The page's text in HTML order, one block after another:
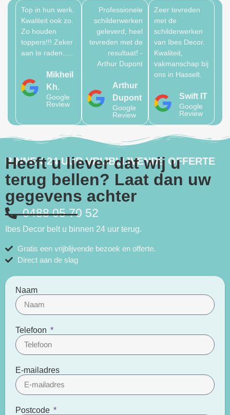
Top in hun werk.
Kwaliteit ook zo.
Zo houden
toppers!!! Zeker
aan te raden.....
Mikheil
Kh.
Google
Review
Professionele
schilderwerken
geleverd, heel
tevreden met de
resultaat! -
Arthur Dupont
Arthur
Dupont
Google
Review
Zeer tevreden
met de
schilderwerken
van Ibes Decor.
Kwaliteit,
vakmanschap bij
ons in Hasselt.
Swift IT
Google
Review
BINNEN 24 UUR VRIJBLIJVENDE OFFERTE
Heeft u liever dat wij u
terug bellen? Laat dan uw
gegevens achter
0488 05 70 52​
Ibes Decor belt u binnen 24 uur terug.
Gratis een vrijblijvende bezoek en offerte.
Direct aan de slag
Naam
Telefoon
E-mailadres
Postcode